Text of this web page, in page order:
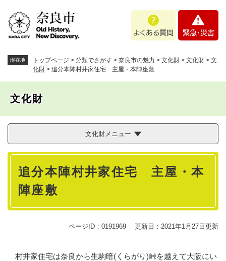
あ
問
・
現在地 トップページ > 分類でさがす > 奈良市の魅力 > 文化財 > 文化財 > 文
化財 > 追分本陣村井家住宅 主屋・本陣座敷
文化財
文化財メニュー
本
追分本陣村井家住宅 主屋・本
陣座敷
ページID：0191969 更新日：2021年1月27日更新
村井家住宅は奈良から生駒暗(くらがり)峠を越えて大阪にい